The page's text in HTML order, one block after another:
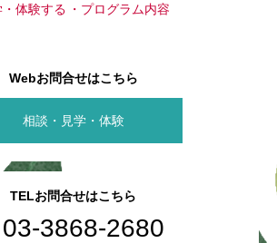
・体験する
プログラム内容
Webお問合せはこちら
相談・見学・体験
TELお問合せはこちら
03-3868-2680